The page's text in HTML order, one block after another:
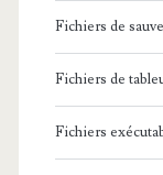
Fichiers de
Fichiers de
Fichiers